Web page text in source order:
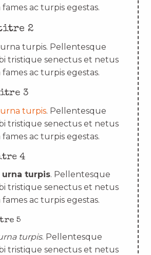
ac turpis egestas.
titre 2
turpis. Pellentesque
tristique senectus et netus
ac turpis egestas.
3
turpis. Pellentesque
tristique senectus et netus
ac turpis egestas.
4
urna turpis. Pellentesque
tristique senectus et netus
ac turpis egestas.
5
turpis. Pellentesque
tristique senectus et netus